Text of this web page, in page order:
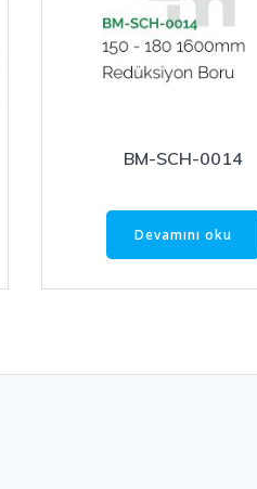
BM-SCH-0014
Devamını oku